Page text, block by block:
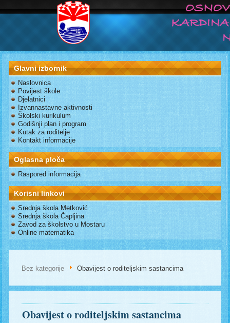
Glavni izbornik
Naslovnica
Povijest škole
Djelatnici
Izvannastavne aktivnosti
Školski kurikulum
Godišnji plan i program
Kutak za roditelje
Kontakt informacije
Oglasna ploča
Raspored informacija
Korisni linkovi
Srednja škola Metković
Srednja škola Čapljina
Zavod za školstvo u Mostaru
Online matematika
Bez kategorije Obavijest o roditeljskim sastancima
Obavijest o roditeljskim sastancima